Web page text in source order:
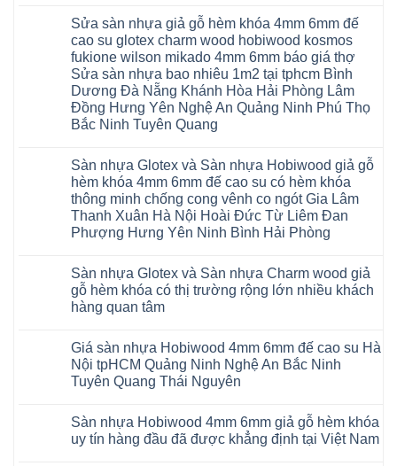
bình
luận
ở
Sàn
gỗ
AURUM
Floor
Báo
giá
Sàn
Floor
nhập
khẩu
Malaysia
14
AI
RUM
AI
35
AI
AI
37
AI
dày
12mm
to
tại
Hà
Nội
Sửa sàn nhựa giả gỗ hèm khóa 4mm 6mm đế
cao su glotex charm wood hobiwood kosmos
fukione wilson mikado 4mm 6mm báo giá thợ
Sửa sàn nhựa bao nhiêu 1m2 tại tphcm Bình
Dương Đà Nẵng Khánh Hòa Hải Phòng Lâm
Đồng Hưng Yên Nghệ An Quảng Ninh Phú Thọ
Bắc Ninh Tuyên Quang
bình
luận
ở
Sửa
sàn
nhựa
giả
khóa
4mm
6mm
đế
cao
charm
wood
hobiwood
kosmos
mikado
4mm
6mm
Sàn nhựa Glotex và Sàn nhựa Hobiwood giả gỗ
hèm khóa 4mm 6mm đế cao su có hèm khóa
thông minh chống cong vênh co ngót Gia Lâm
Thanh Xuân Hà Nội Hoài Đức Từ Liêm Đan
Phượng Hưng Yên Ninh Bình Hải Phòng
bình
luận
ở
Sàn
và
Sàn
nhựa
Hobiwood
giả
khóa
4mm
6mm
Sàn nhựa Glotex và Sàn nhựa Charm wood giả
gỗ hèm khóa có thị trường rộng lớn nhiều khách
hàng quan tâm
bình
luận
ở
Sàn
và
Sàn
nhựa
Giá sàn nhựa Hobiwood 4mm 6mm đế cao su Hà
Nội tpHCM Quảng Ninh Nghệ An Bắc Ninh
Tuyên Quang Thái Nguyên
bình
luận
ở
Sàn nhựa Hobiwood 4mm 6mm giả gỗ hèm khóa
uy tín hàng đầu đã được khẳng định tại Việt Nam